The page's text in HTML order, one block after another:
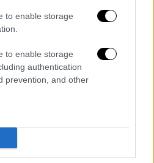
to enable storage
to enable storage
authentication
prevention, and other
με 2%,
το 49%.
Νέας Δημοκρατίας
με 36%,
με 32%,